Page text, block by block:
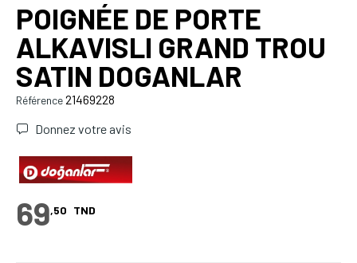
POIGNÉE DE PORTE
ALKAVISLI GRAND TROU
SATIN DOGANLAR
Référence21469228
Donnez votre avis
69,50 TND